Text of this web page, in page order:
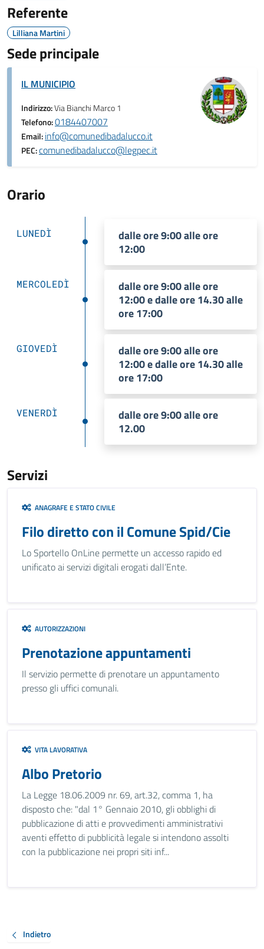
Referente
Lilliana Martini
Sede principale
IL MUNICIPIO
Indirizzo:Via Bianchi Marco 1
Telefono:0184407007
Email:info@comunedibadalucco.it
PEC:comunedibadalucco@legpec.it
Orario
LUNEDÌ
dalle ore 9:00 alle ore
12:00
MERCOLEDÌ
dalle ore 9:00 alle ore
12:00 e dalle ore 14.30 alle
ore 17:00
GIOVEDÌ
dalle ore 9:00 alle ore
12:00 e dalle ore 14.30 alle
ore 17:00
VENERDÌ
dalle ore 9:00 alle ore
12.00
Servizi
ANAGRAFE E STATO CIVILE
Filo diretto con il Comune Spid/Cie
Lo Sportello OnLine permette un accesso rapido ed
unificato ai servizi digitali erogati dall’Ente.
AUTORIZZAZIONI
Prenotazione appuntamenti
Il servizio permette di prenotare un appuntamento
presso gli uffici comunali.
VITA LAVORATIVA
Albo Pretorio
La Legge 18.06.2009 nr. 69, art.32, comma 1, ha
disposto che: "dal 1° Gennaio 2010, gli obblighi di
pubblicazione di atti e provvedimenti amministrativi
aventi effetto di pubblicità legale si intendono assolti
con la pubblicazione nei propri siti inf...
Indietro